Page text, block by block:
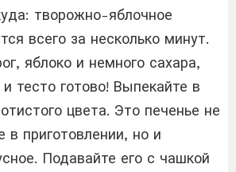
творожно-яблочное
всего за несколько минут.
яблоко и немного сахара,
тесто готово! Выпекайте в
цвета. Это печенье не
в приготовлении, но и
Подавайте его с чашкой